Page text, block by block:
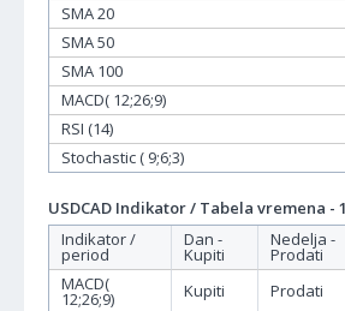
SMA 20
SMA 50
SMA 100
MACD( 12;26;9)
RSI (14)
Stochastic ( 9;6;3)
USDCAD Indikator / Tabela vremena -
Indikator /
period
Dan -
Kupiti
Nedelja -
Prodati
MACD(
12;26;9) Kupiti Prodati